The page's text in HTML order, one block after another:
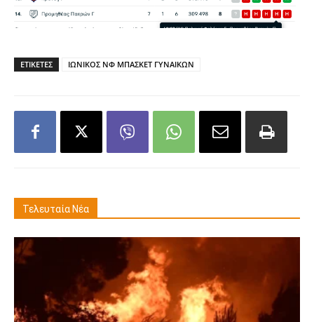
ΕΤΙΚΕΤΕΣ ΙΩΝΙΚΟΣ ΝΦ ΜΠΑΣΚΕΤ ΓΥΝΑΙΚΩΝ
Τελευταία Νέα